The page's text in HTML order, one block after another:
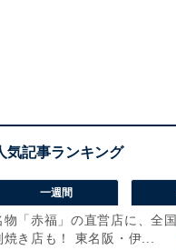
一週間
物「赤福」の直営店に、全国
き店も！ 東名阪・伊...